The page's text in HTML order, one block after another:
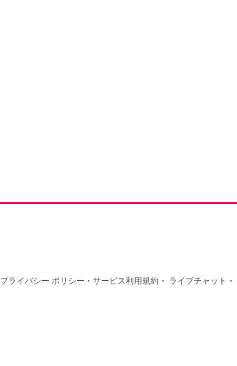
プライバシー ポリシー · サービス利用規約 · ライブチャット ·